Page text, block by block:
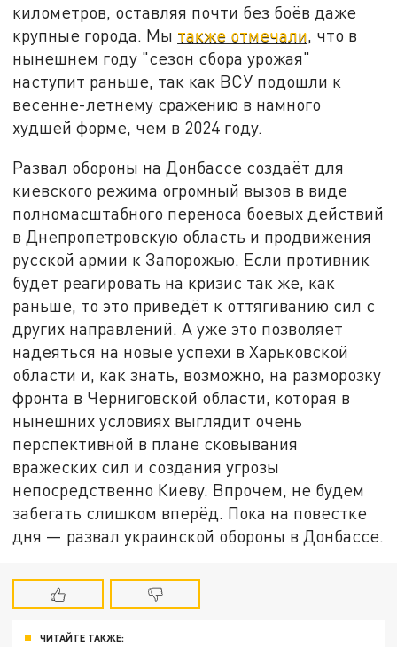
километров, оставляя почти без боёв даже
крупные города. Мы также отмечали, что в
нынешнем году "сезон сбора урожая"
наступит раньше, так как ВСУ подошли к
весенне-летнему сражению в намного
худшей форме, чем в 2024 году.
Развал обороны на Донбассе создаёт для
киевского режима огромный вызов в виде
полномасштабного переноса боевых действий
в Днепропетровскую область и продвижения
русской армии к Запорожью. Если противник
будет реагировать на кризис так же, как
раньше, то это приведёт к оттягиванию сил с
других направлений. А уже это позволяет
надеяться на новые успехи в Харьковской
области и, как знать, возможно, на разморозку
фронта в Черниговской области, которая в
нынешних условиях выглядит очень
перспективной в плане сковывания
вражеских сил и создания угрозы
непосредственно Киеву. Впрочем, не будем
забегать слишком вперёд. Пока на повестке
дня — развал украинской обороны в Донбассе.
ЧИТАЙТЕ ТАКЖЕ: